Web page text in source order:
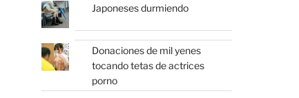
Japoneses durmiendo
Donaciones de mil yenes
tocando tetas de actrices
porno